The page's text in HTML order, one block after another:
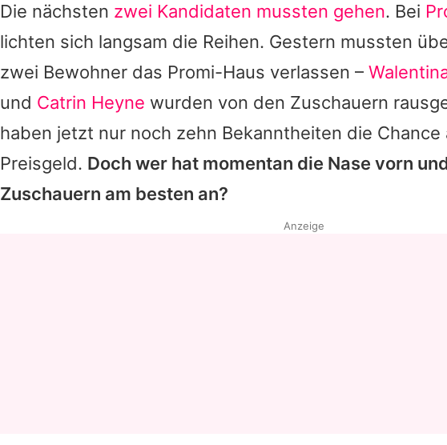
Die nächsten zwei Kandidaten mussten gehen. Bei
lichten sich langsam die Reihen. Gestern mussten
zwei Bewohner das Promi-Haus verlassen –
und Catrin Heyne wurden von den Zuschauern
haben jetzt nur noch zehn Bekanntheiten die Chance
Preisgeld. Doch wer hat momentan die Nase vorn
Zuschauern am besten an?
Anzeige